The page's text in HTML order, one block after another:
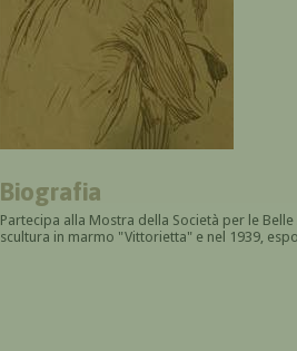
Biografia
Partecipa alla Mostra della Società per le
scultura in marmo "Vittorietta" e nel 1939,